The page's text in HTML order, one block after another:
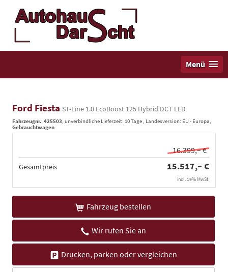
Menü
Ford Fiesta ST-Line 1.0 EcoBoost 125 Hybrid DCT LED
Fahrzeugnr.: 425503 , unverbindliche Lieferzeit: 10 Tage , Landesversion: EU - Europa,
Gebrauchtwagen
16.399,– €
Gesamtpreis 15.517,– €
incl. 19% MwSt.
Fahrzeug bestellen
Wir rufen Sie an
Drucken, parken oder vergleichen